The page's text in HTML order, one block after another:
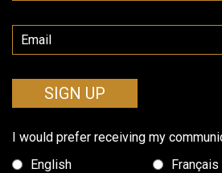
SIGN UP
I would prefer receiving my
English
Français